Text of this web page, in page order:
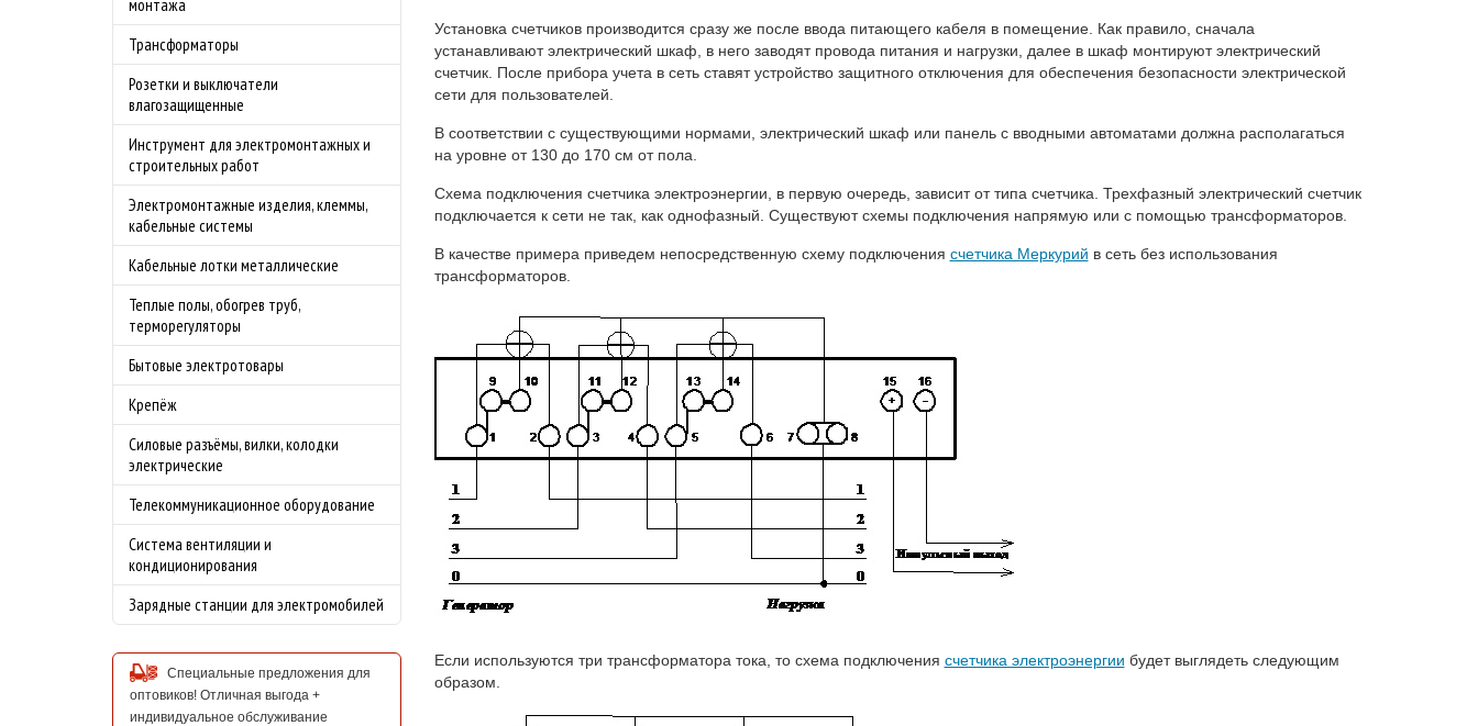
монтажа
Трансформаторы
Розетки и выключатели
влагозащищенные
Инструмент для электромонтажных и
строительных работ
Электромонтажные изделия, клеммы,
кабельные системы
Кабельные лотки металлические
Теплые полы, обогрев труб,
терморегуляторы
Бытовые электротовары
Крепёж
Силовые разъёмы, вилки, колодки
электрические
Телекоммуникационное оборудование
Система вентиляции и
кондиционирования
Зарядные станции для электромобилей
Специальные предложения для
оптовиков! Отличная выгода +
индивидуальное обслуживание
Установка счетчиков производится сразу же после ввода питающего кабеля в помещение. Как правило, сначала
устанавливают электрический шкаф, в него заводят провода питания и нагрузки, далее в шкаф монтируют электрический
счетчик. После прибора учета в сеть ставят устройство защитного отключения для обеспечения безопасности электрической
сети для пользователей.
В соответствии с существующими нормами, электрический шкаф или панель с вводными автоматами должна располагаться
на уровне от 130 до 170 см от пола.
Схема подключения счетчика электроэнергии, в первую очередь, зависит от типа счетчика. Трехфазный электрический счетчик
подключается к сети не так, как однофазный. Существуют схемы подключения напрямую или с помощью трансформаторов.
В качестве примера приведем непосредственную схему подключения счетчика Меркурий в сеть без использования
трансформаторов.
Если используются три трансформатора тока, то схема подключения счетчика электроэнергии будет выглядеть следующим
образом.